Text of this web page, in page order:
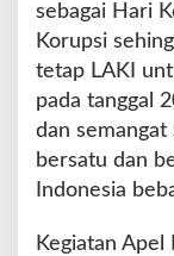
sebagai Hari
Korupsi
tetap LAKI
pada tanggal
dan
bersatu dan
Indonesia
Kegiatan